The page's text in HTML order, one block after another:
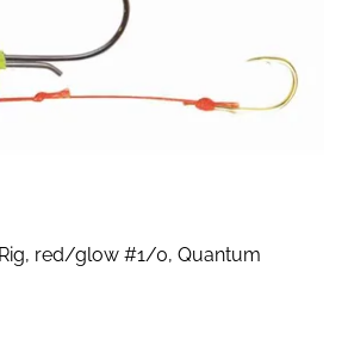
red/glow #1/0, Quantum